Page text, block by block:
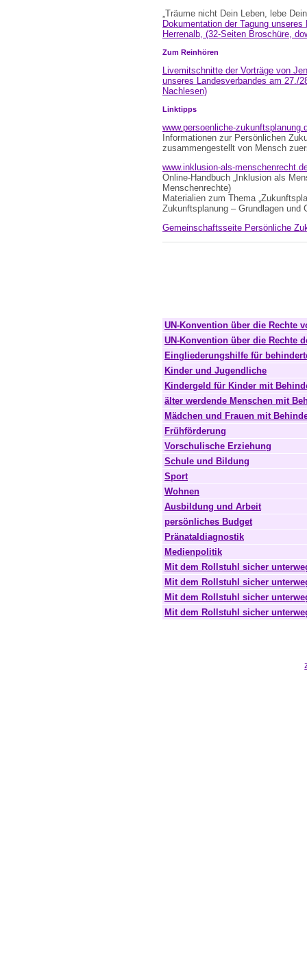
„Träume nicht Dein Leben, lebe
Dokumentation der Tagung
Herrenalb, (32-Seiten Broschüre,
Zum Reinhören
Livemitschnitte der Vorträge von
unseres Landesverbandes am 27./
Nachlesen)
Linktipps
www.persoenliche-
Informationen zur Persönlichen
zusammengestellt von Mensch
www.inklusion-als-
Online-Handbuch „Inklusion als
Menschenrechte)
Materialien zum Thema
Zukunftsplanung – Grundlagen und
Gemeinschaftsseite Persönliche
UN-Konvention über die Rechte
UN-Konvention über die Rechte
Eingliederungshilfe für
Kinder und Jugendliche
Kindergeld für Kinder mit
älter werdende Menschen mit
Mädchen und Frauen mit
Frühförderung
Vorschulische Erziehung
Schule und Bildung
Sport
Wohnen
Ausbildung und Arbeit
persönliches Budget
Pränataldiagnostik
Medienpolitik
Mit dem Rollstuhl sicher
Mit dem Rollstuhl sicher
Mit dem Rollstuhl sicher
Mit dem Rollstuhl sicher